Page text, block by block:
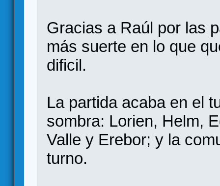
Gracias a Raúl por las
más suerte en lo que
dificil.
La partida acaba en el
sombra: Lorien, Helm,
Valle y Erebor; y la
turno.